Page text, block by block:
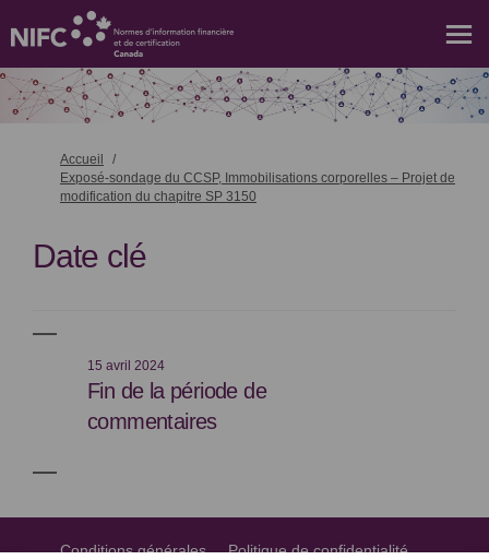
Vous êtes ici:
Accueil
Exposé-sondage du CCSP, Immobilisations corporelles – Projet de
modification du chapitre SP 3150
Date clé
15 avril 2024
Fin de la période de
commentaires
Conditions générales Politique de confidentialité